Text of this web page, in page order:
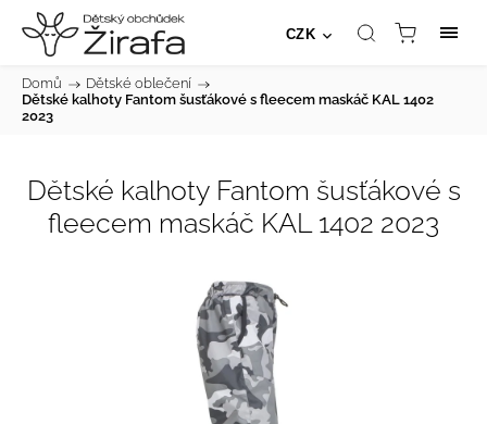
CZK
Domů / Dětské oblečení /
Dětské kalhoty Fantom šusťákové s fleecem maskáč KAL 1402
2023
Dětské kalhoty Fantom šusťákové s
fleecem maskáč KAL 1402 2023